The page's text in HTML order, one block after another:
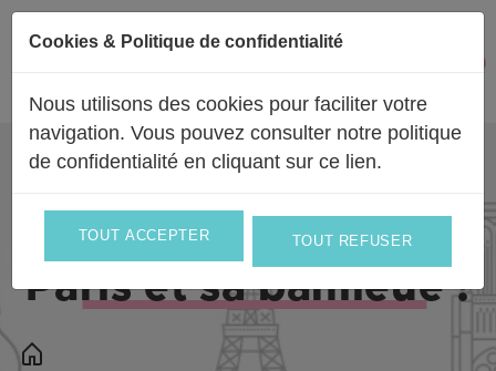
Passer au contenu
Livraison partout enFrance
Europe
et le jour même sur
Paris et sa banlieue !
Cookies & Politique de confidentialité
Nous utilisons des cookies pour faciliter votre
navigation. Vous pouvez consulter notre politique
de confidentialité en cliquant sur ce lien.
TOUT ACCEPTER TOUT REFUSER